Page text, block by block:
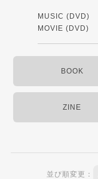
MUSIC (DVD)
MOVIE (DVD)
BOOK
ZINE
並び順変更：